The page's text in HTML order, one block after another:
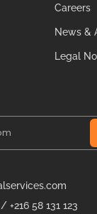
Careers
News &
Legal
+216 58 131 123